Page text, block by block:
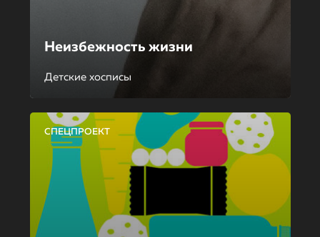
Неизбежность жизни
Детские хосписы
СПЕЦПРОЕКТ